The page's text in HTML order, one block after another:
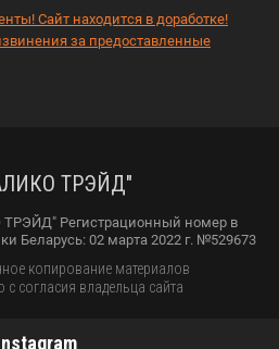
Сайт находится в доработке!
за предоставленные
ТРЭЙД"
Регистрационный номер в
Беларусь: 02 марта 2022 г. №529673
копирование материалов
согласия владельца сайта